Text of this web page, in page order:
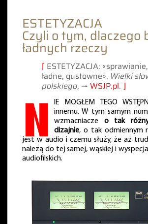
ESTETYZACJA
Czyli o tym, dlaczego
ładnych rzeczy
⌈ ESTETYZACJA:
ładne, gustowne». Wielki
polskiego, → WSJP.pl. ⌋
N
IE MOGŁEM TEGO
innemu. W tym samym
wzmacniacze o tak
dizajnie, o tak odmiennym
jest w audio i czemu służy, że aż
należą do tej samej, wąskiej i
audiofilskich.